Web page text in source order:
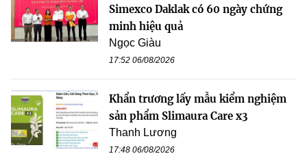
Simexco Daklak có 60 ngày chứng
minh hiệu quả
Ngọc Giàu
17:52 06/08/2026
Khẩn trương lấy mẫu kiểm nghiệm
sản phẩm Slimaura Care x3
Thanh Lương
17:48 06/08/2026